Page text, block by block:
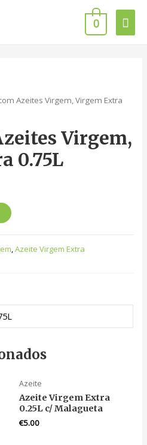
0
Azeites Virgem, Virgem Extra
Virgem,
0.75L
,Azeite Virgem Extra
Azeite
Azeite Virgem Extra
0.25L c/ Malagueta
€5.00